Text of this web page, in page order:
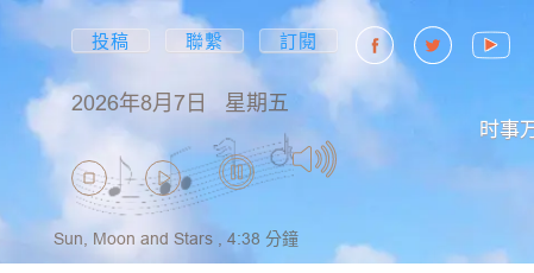
投稿 聯繫 訂閱
2026年8月7日 星期五
时事
Sun, Moon and Stars , 4:38 分鐘